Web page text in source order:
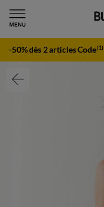
-50% dès 2 articles Code(1)